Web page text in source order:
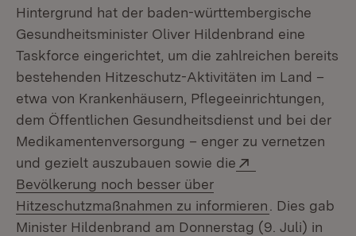
Hintergrund hat der baden-württembergische
Gesundheitsminister Oliver Hildenbrand eine
Taskforce eingerichtet, um die zahlreichen bereits
bestehenden Hitzeschutz-Aktivitäten im Land –
etwa von Krankenhäusern, Pflegeeinrichtungen,
dem Öffentlichen Gesundheitsdienst und bei der
Medikamentenversorgung – enger zu vernetzen
und gezielt auszubauen sowie die
Bevölkerung noch besser über
Hitzeschutzmaßnahmen zu informieren (Öffnet in
. Dies gab
Minister Hildenbrand am Donnerstag (9. Juli) in